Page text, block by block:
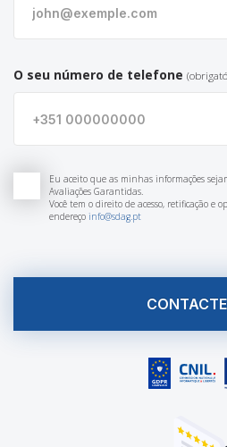
O seu número de telefone
Eu aceito que as minhas informações
Avaliações Garantidas.
Você tem o direito de acesso, retificação e
endereço info@sdag.pt